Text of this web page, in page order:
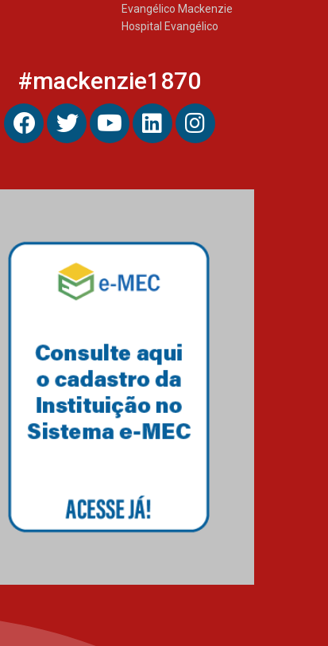
Evangélico Mackenzie
Hospital Evangélico
#mackenzie1870